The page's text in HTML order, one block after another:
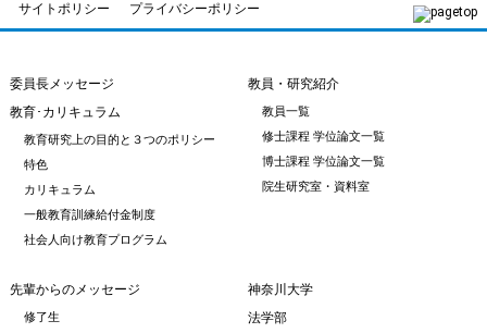
サイトポリシー プライバシーポリシー
委員長メッセージ
教育･カリキュラム
教育研究上の目的と３つのポリシー
特色
カリキュラム
一般教育訓練給付金制度
社会人向け教育プログラム
教員・研究紹介
教員一覧
修士課程 学位論文一覧
博士課程 学位論文一覧
院生研究室・資料室
先輩からのメッセージ
修了生
神奈川大学
法学部